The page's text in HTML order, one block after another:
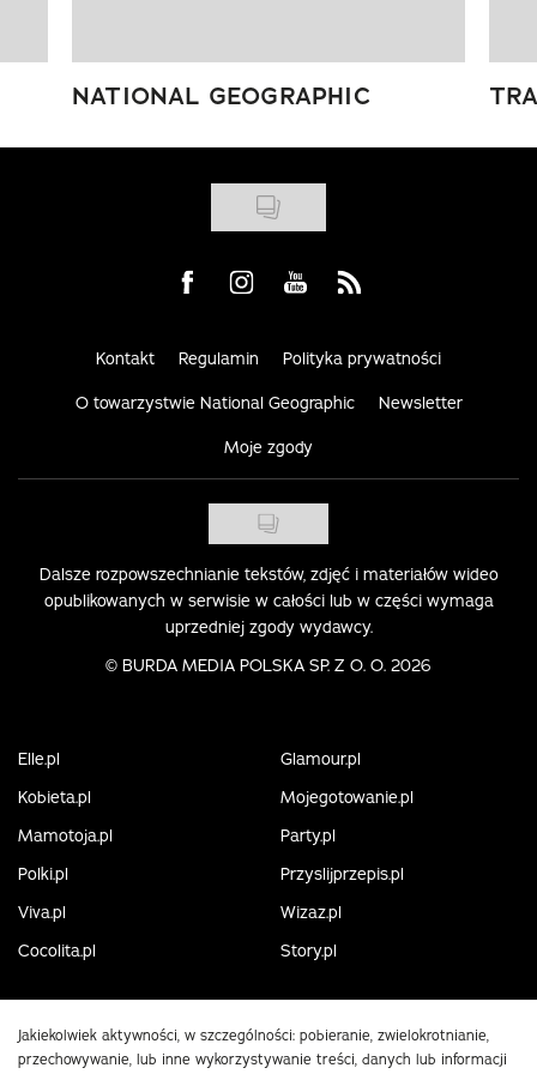
NATIONAL GEOGRAPHIC
Visit us on Facebook
Visit us on Instagram
Visit us on Youtube
Visit us on Rss
Kontakt Regulamin Polityka prywatności
O towarzystwie National Geographic Newsletter
Moje zgody
Dalsze rozpowszechnianie tekstów, zdjęć i materiałów wideo
opublikowanych w serwisie w całości lub w części wymaga
uprzedniej zgody wydawcy.
© BURDA MEDIA POLSKA SP. Z O. O. 2026
Elle.pl
Glamour.pl
Kobieta.pl
Mojegotowanie.pl
Mamotoja.pl
Party.pl
Polki.pl
Przyslijprzepis.pl
Viva.pl
Wizaz.pl
Cocolita.pl
Story.pl
Jakiekolwiek aktywności, w szczególności: pobieranie, zwielokrotnianie,
przechowywanie, lub inne wykorzystywanie treści, danych lub informacji